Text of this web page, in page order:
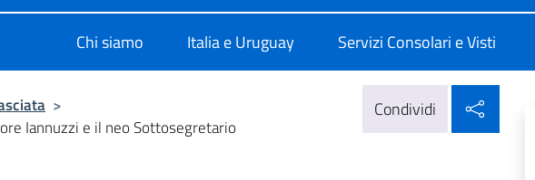
Chi siamo Italia e Uruguay Servizi Consolari e Visti
>
Iannuzzi e il neo Sottosegretario
Condividi